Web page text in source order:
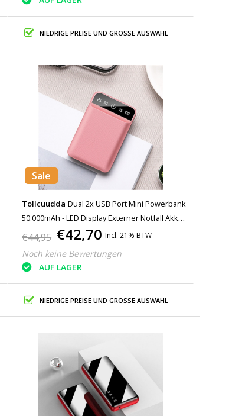
NIEDRIGE PREISE UND GROSSE AUSWAHL
Sale
Tollcuudda Dual 2x USB Port Mini Powerbank
50.000mAh - LED Display Externer Notfall Akku
Ladegerät Ladegerät Pink
€44,95 €42,70 Incl. 21% BTW
Noch keine Bewertungen
AUF LAGER
NIEDRIGE PREISE UND GROSSE AUSWAHL